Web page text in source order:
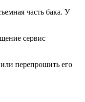
часть бака. У
сервис
перепрошить его